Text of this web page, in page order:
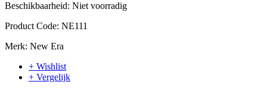
Beschikbaarheid: Niet voorradig
Product Code: NE111
Merk: New Era
+ Wishlist
+ Vergelijk